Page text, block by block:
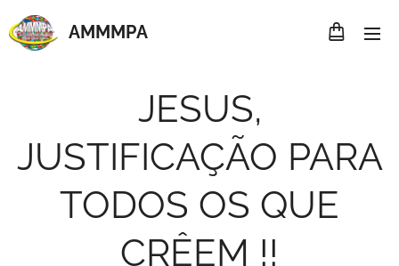
AMMMPA
JESUS,
JUSTIFICAÇÃO PARA
TODOS OS QUE
CRÊEM !!